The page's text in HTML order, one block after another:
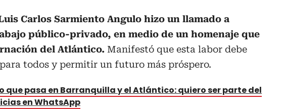
Carlos Sarmiento Angulo hizo un llamado a
público-privado, en medio de un homenaje que
del Atlántico. Manifestó que esta labor debe
todos y permitir un futuro más próspero.
que pasa en Barranquilla y el Atlántico: quiero ser parte del
en WhatsApp